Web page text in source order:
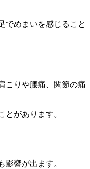
でめまいを感じること
こりや腰痛、関節の痛
があります。
影響が出ます。